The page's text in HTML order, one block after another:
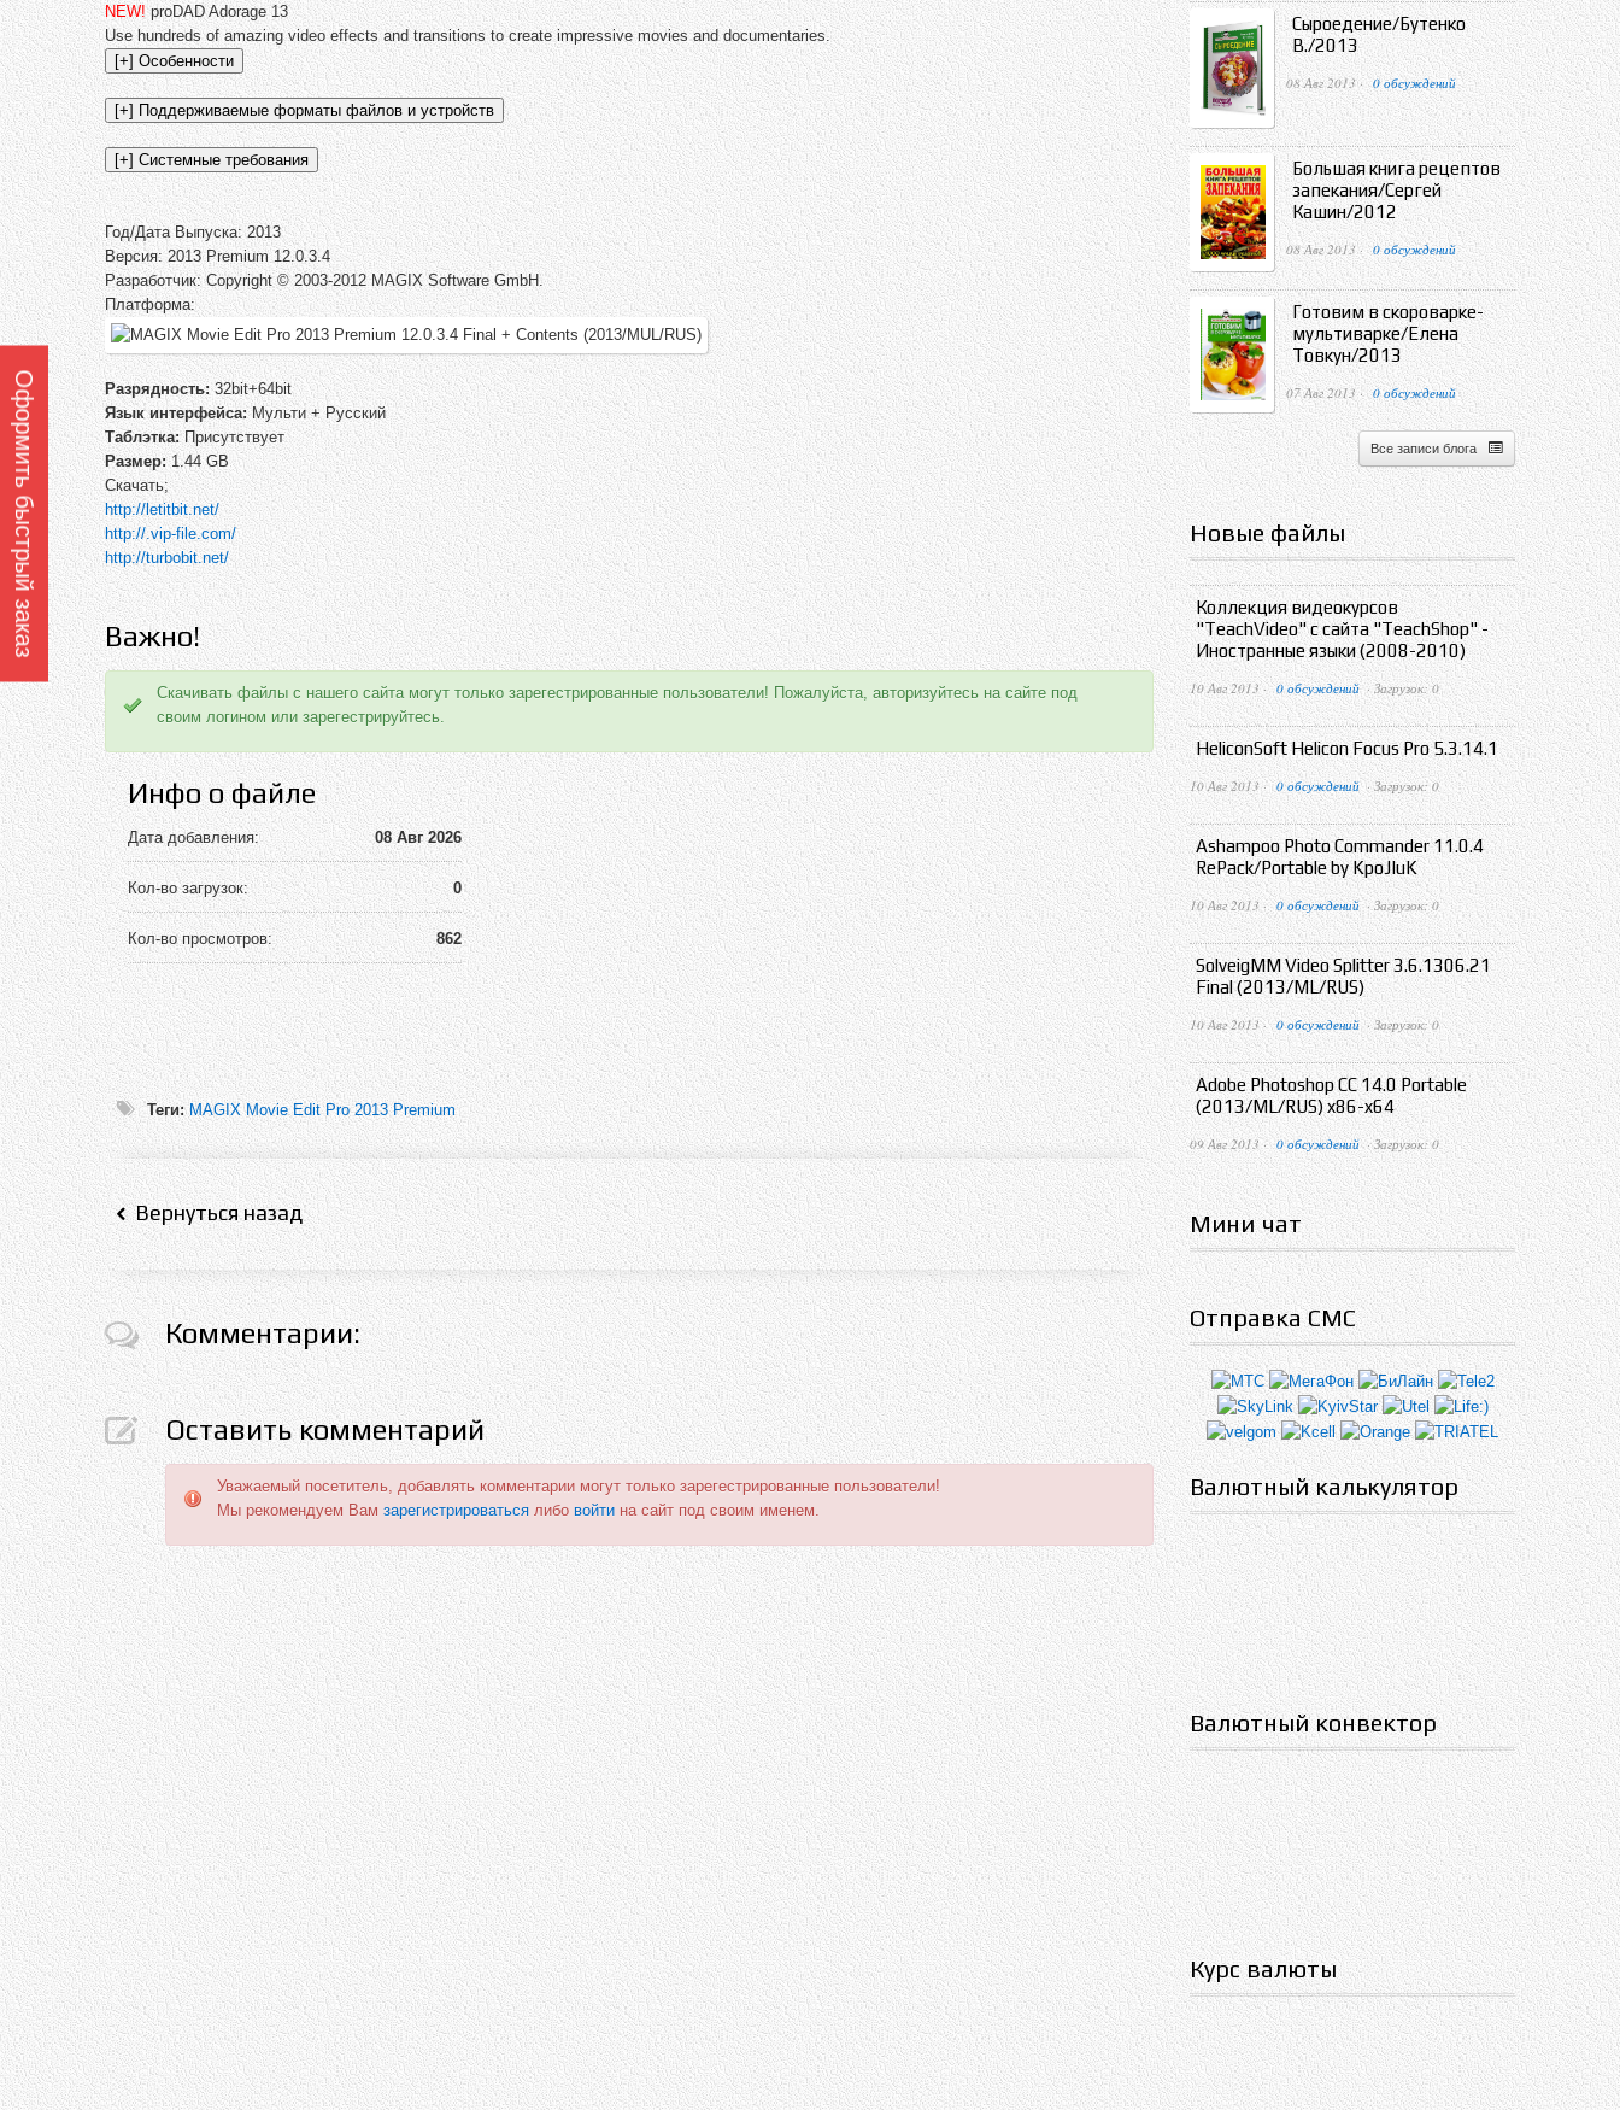
NEW!proDAD Adorage 13
Use hundreds of amazing video effects and transitions to create impressive movies and documentaries.
Год/Дата Выпуска: 2013
Версия: 2013 Premium 12.0.3.4
Разработчик: Copyright © 2003-2012 MAGIX Software GmbH.
Платформа:
Разрядность:32bit+64bit
Язык интерфейса:Мульти + Русский
Таблэтка:Присутствует
Размер:1.44 GB
Скачать;
http://letitbit.net/
http://.vip-file.com/
http://turbobit.net/
Важно!
Скачивать файлы с нашего сайта могут только зарегестрированные пользователи! Пожалуйста, авторизуйтесь на сайте под
своим логином или зарегестрируйтесь.
Инфо о файле
Дата добавления: 08 Авг 2026
Кол-во загрузок: 0
Кол-во просмотров: 862
Теги:MAGIX Movie Edit Pro 2013 Premium
Вернуться назад
Комментарии:
Оставить комментарий
Уважаемый посетитель, добавлять комментарии могут только зарегестрированные пользователи!
Мы рекомендуем Вам зарегистрироваться либо войти на сайт под своим именем.
Сыроедение/Бутенко
В./2013
08 Авг 2013 · 0 обсуждений
Большая книга рецептов
запекания/Сергей
Кашин/2012
08 Авг 2013 · 0 обсуждений
Готовим в скороварке-
мультиварке/Елена
Товкун/2013
07 Авг 2013 · 0 обсуждений
Все записи блога
Новые файлы
Коллекция видеокурсов
"TeachVideo" с сайта "TeachShop" -
Иностранные языки (2008-2010)
10 Авг 2013 · 0 обсуждений · Загрузок: 0
HeliconSoft Helicon Focus Pro 5.3.14.1
10 Авг 2013 · 0 обсуждений · Загрузок: 0
Ashampoo Photo Commander 11.0.4
RePack/Portable by KpoJIuK
10 Авг 2013 · 0 обсуждений · Загрузок: 0
SolveigMM Video Splitter 3.6.1306.21
Final (2013/ML/RUS)
10 Авг 2013 · 0 обсуждений · Загрузок: 0
Adobe Photoshop CC 14.0 Portable
(2013/ML/RUS) x86-x64
09 Авг 2013 · 0 обсуждений · Загрузок: 0
Мини чат
Отправка СМС
Валютный калькулятор
Валютный конвектор
Курс валюты
Оформить быстрый заказ